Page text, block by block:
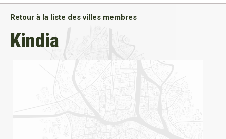
Retour à la liste des villes membres
Kindia